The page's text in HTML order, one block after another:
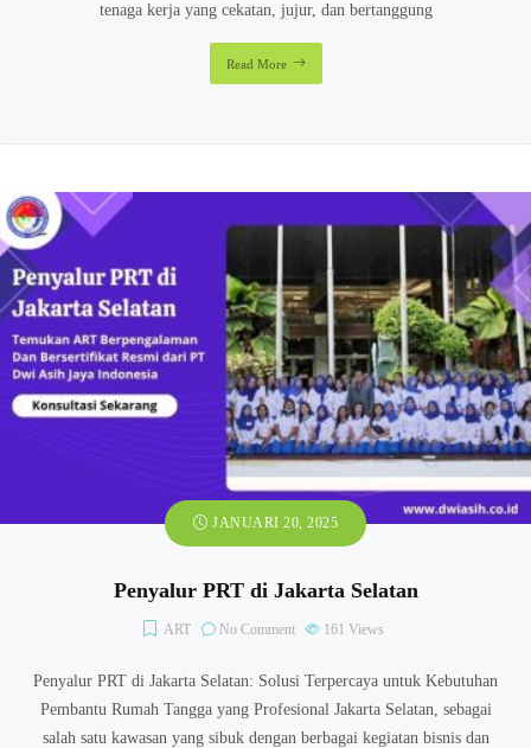
tenaga kerja yang cekatan, jujur, dan bertanggung
Read More
JANUARI 20, 2025
Penyalur PRT di Jakarta Selatan
ART No Comment 161 Views
Penyalur PRT di Jakarta Selatan: Solusi Terpercaya untuk Kebutuhan
Pembantu Rumah Tangga yang Profesional Jakarta Selatan, sebagai
salah satu kawasan yang sibuk dengan berbagai kegiatan bisnis dan